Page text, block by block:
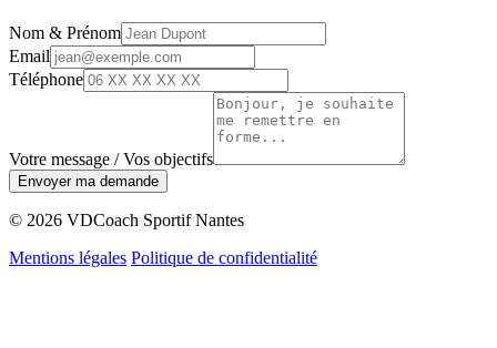
Nom & Prénom
Email
Téléphone
Votre message / Vos objectifs
Envoyer ma demande
© 2026 VDCoach Sportif Nantes
Mentions légales Politique de confidentialité